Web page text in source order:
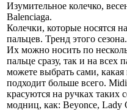
Изумительное колечко,
Balenciaga.
Колечки, которые носятся
пальцев. Тренд этого сезона.
Их можно носить по
пальце сразу, так и на всех
можете выбрать сами,
подходит больше всего.
красуются на ручках таких
модниц, как: Beyonce, Lady